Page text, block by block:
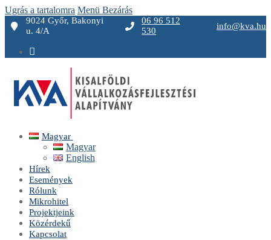
Ugrás a tartalomra Menü Bezárás
9024 Győr, Bakonyi
u. 4/A
06 96 512
530
info@kva.hu
Magyar
Magyar
English
Hírek
Események
Rólunk
Mikrohitel
Projektjeink
Közérdekű
Kapcsolat